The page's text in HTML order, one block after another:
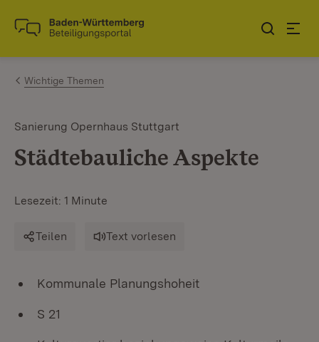
Zum Inhalt springen
Link zur Startseite
Wichtige Themen
Sanierung Opernhaus Stuttgart
Städtebauliche Aspekte
Lesezeit: 1 Minute
Teilen Text vorlesen
Kommunale Planungshoheit
S 21